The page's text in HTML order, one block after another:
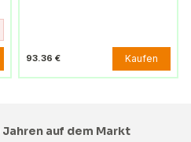
93.36 € Kaufen
auf dem Markt